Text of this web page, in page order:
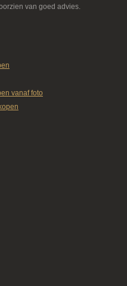
van goed advies.
vanaf foto